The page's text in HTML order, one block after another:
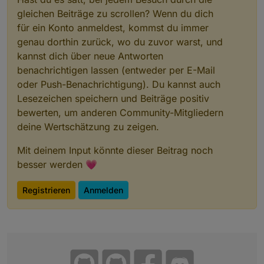
  iobroker validate
  iobroker status [all|
< adapter >.< instance
  iobroker repo [
<name>]
iobroker uuid
iobroker unsetup
iobroker fix
iobroker multihost
iobroker compact
iobroker plugin
  iobroker version [
<adapter> ]
  --help  Show help  [boolean]
gleichen Beiträge zu scrollen? Wenn du dich
für ein Konto anmeldest, kommst du immer
genau dorthin zurück, wo du zuvor warst, und
kannst dich über neue Antworten
benachrichtigen lassen (entweder per E-Mail
oder Push-Benachrichtigung). Du kannst auch
Lesezeichen speichern und Beiträge positiv
bewerten, um anderen Community-Mitgliedern
deine Wertschätzung zu zeigen.
Mit deinem Input könnte dieser Beitrag noch
besser werden 💗
Registrieren Anmelden